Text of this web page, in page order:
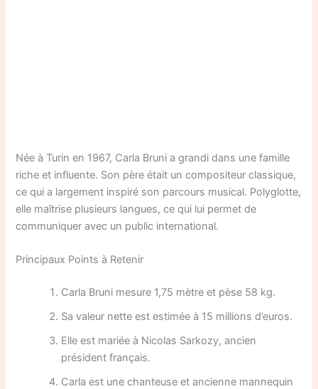
Née à Turin en 1967, Carla Bruni a grandi dans une famille
riche et influente. Son père était un compositeur classique,
ce qui a largement inspiré son parcours musical. Polyglotte,
elle maîtrise plusieurs langues, ce qui lui permet de
communiquer avec un public international.
Principaux Points à Retenir
Carla Bruni mesure 1,75 mètre et pèse 58 kg.
Sa valeur nette est estimée à 15 millions d’euros.
Elle est mariée à Nicolas Sarkozy, ancien
président français.
Carla est une chanteuse et ancienne mannequin